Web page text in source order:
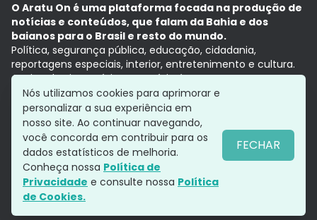
O Aratu On é uma plataforma focada na produção de
notícias e conteúdos, que falam da Bahia e dos
baianos para o Brasil e resto do mundo.
Política, segurança pública, educação, cidadania,
reportagens especiais, interior, entretenimento e cultura.
Aqui, tudo vira notícia e a notícia é no tempo presente,
com a credibilidade do Grupo Aratu.
Grupo Aratu
Política de privacidade
Siga-nos
Nós utilizamos cookies para aprimorar e
personalizar a sua experiência em
nosso site. Ao continuar navegando,
você concorda em contribuir para os
dados estatísticos de melhoria.
Conheça nossa Política de
Privacidade e consulte nossa Política
de Cookies.
FECHAR